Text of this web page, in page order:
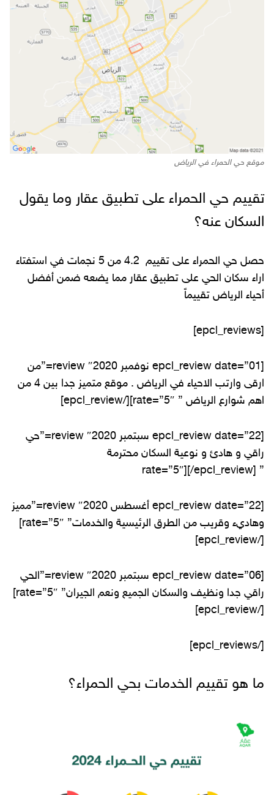
موقع حي الحمراء في الرياض
تقييم حي الحمراء على تطبيق عقار وما يقول
السكان عنه؟
حصل حي الحمراء على تقييم 4.2 من 5 نجمات في استفتاء
اراء سكان الحي على تطبيق عقار مما يضعه ضمن أفضل
أحياء الرياض تقييماً
[epcl_reviews]
[epcl_review date=”01 نوفمبر 2020″ review=”من
ارقى وارتب الاحياء في الرياض . موقع متميز جدا بين 4 من
اهم شوارع الرياض ” rate=”5″][/epcl_review]
[epcl_review date=”22 سبتمبر 2020″ review=”حي
راقي و هادئ و نوعية السكان محترمة
” rate=”5″][/epcl_review]
[epcl_review date=”22 أغسطس 2020″ review=”مميز
وهاديء وقريب من الطرق الرئيسية والخدمات” rate=”5″]
[/epcl_review]
[epcl_review date=”06 سبتمبر 2020″ review=”الحي
راقي جدا ونظيف والسكان الجميع ونعم الجيران” rate=”5″]
[/epcl_review]
[/epcl_reviews]
ما هو تقييم الخدمات بحي الحمراء؟